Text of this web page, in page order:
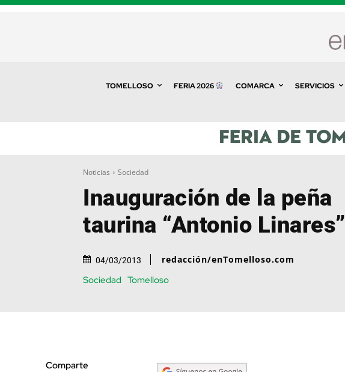
TOMELLOSO FERIA 2026 COMARCA SERVICIOS
Noticias Sociedad
Inauguración de la peña
taurina “Antonio Linares”
04/03/2013 redacción/enTomelloso.com
Sociedad Tomelloso
Comparte